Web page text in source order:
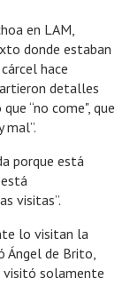
en LAM,
donde estaban
hace
detalles
“no come", que
mal”.
porque está
visitas”.
lo visitan la
Ángel de Brito,
visitó solamente